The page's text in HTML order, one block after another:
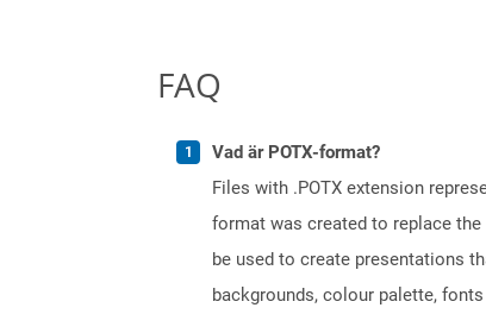
FAQ
Vad är POTX-format?
Files with .POTX extension
format was created to replace
be used to create presentations
backgrounds, colour palette,